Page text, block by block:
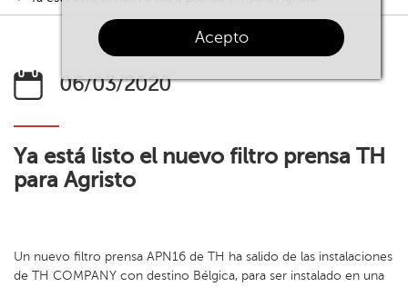
Acepto
06/03/2020
Ya está listo el nuevo filtro prensa TH
para Agristo
Un nuevo filtro prensa APN16 de TH ha salido de las instalaciones
de TH COMPANY con destino Bélgica, para ser instalado en una